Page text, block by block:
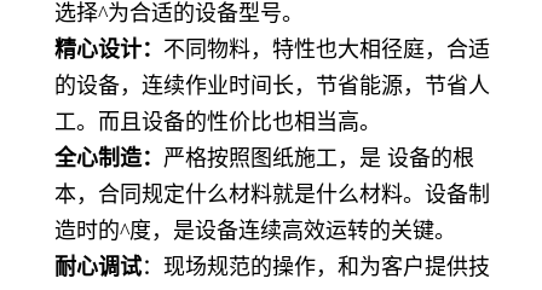
选择^为合适的设备型号。
精心设计： 不同物料，特性也大相径庭，合适
的设备，连续作业时间长，节省能源，节省人
工。而且设备的性价比也相当高。
全心制造： 严格按照图纸施工，是 设备的根
本，合同规定什么材料就是什么材料。设备制
造时的^度，是设备连续高效运转的关键。
耐心调试：现场规范的操作，和为客户提供技